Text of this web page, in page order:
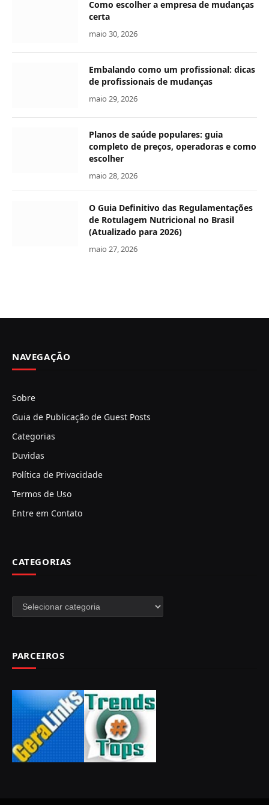
Como escolher a empresa de mudanças
certa
maio 30, 2026
Embalando como um profissional: dicas
de profissionais de mudanças
maio 29, 2026
Planos de saúde populares: guia
completo de preços, operadoras e como
escolher
maio 28, 2026
O Guia Definitivo das Regulamentações
de Rotulagem Nutricional no Brasil
(Atualizado para 2026)
maio 27, 2026
NAVEGAÇÃO
Sobre
Guia de Publicação de Guest Posts
Categorias
Duvidas
Política de Privacidade
Termos de Uso
Entre em Contato
CATEGORIAS
Categorias
PARCEIROS